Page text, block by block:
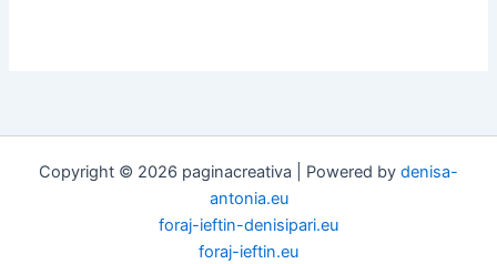
Copyright © 2026 paginacreativa | Powered by denisa-
antonia.eu
foraj-ieftin-denisipari.eu
foraj-ieftin.eu